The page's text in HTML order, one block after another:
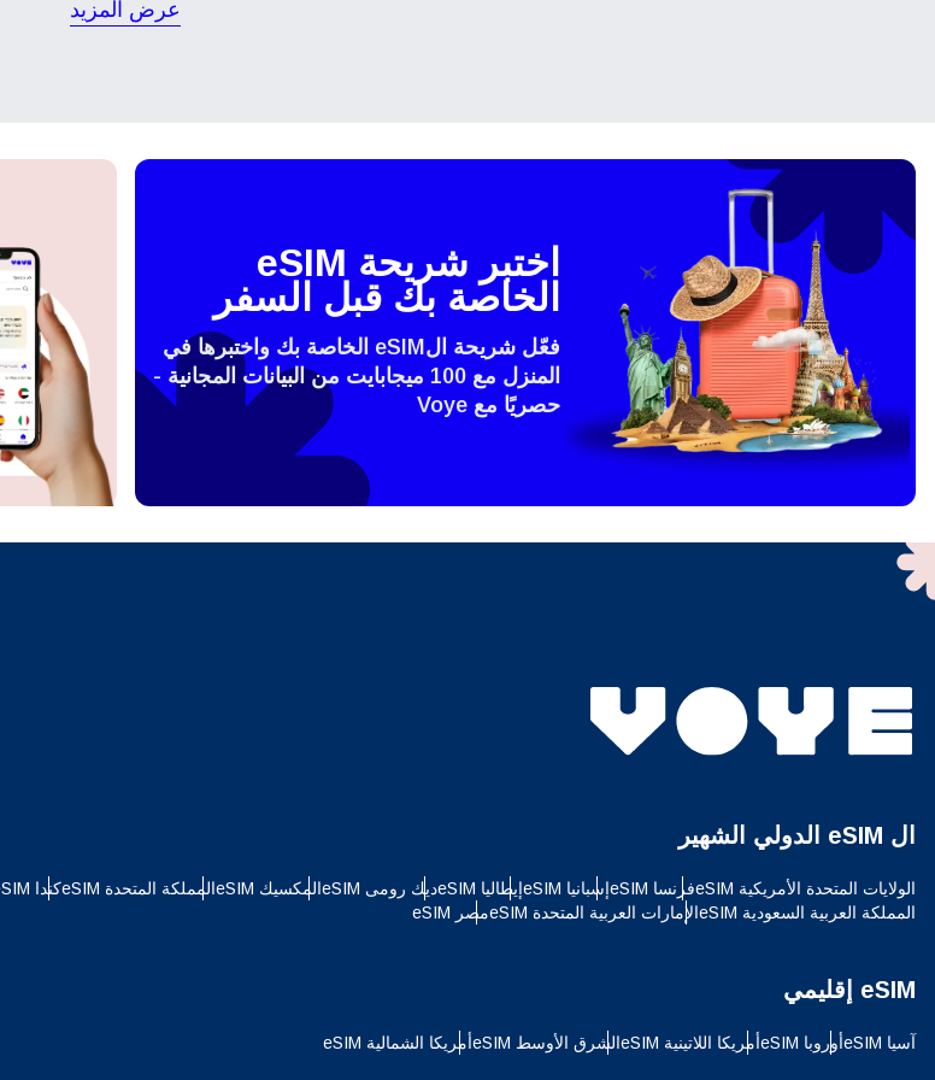
عرض المزيد
اختبر شريحة eSIM
الخاصة بك قبل السفر
فعّل شريحة الeSIM الخاصة بك واختبرها في
المنزل مع 100 ميجابايت من البيانات المجانية -
حصريًا مع Voye
ال eSIM الدولي الشهير
الولايات المتحدة الأمريكية eSIM فرنسا eSIM إسبانيا eSIM إيطاليا eSIM ديك رومى eSIM المكسيك eSIM المملكة المتحدة eSIM كندا eSIM
المملكة العربية السعودية eSIM
الإمارات العربية المتحدة eSIM مصر eSIM
eSIM إقليمي
آسيا eSIM أوروبا eSIM أمريكا اللاتينية eSIM الشرق الأوسط eSIM أمريكا الشمالية eSIM
العربية עברית
日本語
한국어
Polski
Português
SGD - الدولار السنغافوري TWD - دولار تايواني جديد
THB - البات التايلندي PHP - البيزو الفلبيني
AUD - دولار استرالي